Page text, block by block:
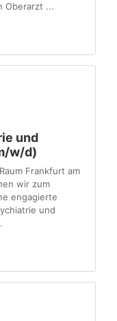
Oberarzt ...
und
w/d)
Frankfurt am
wir zum
engagierte
und